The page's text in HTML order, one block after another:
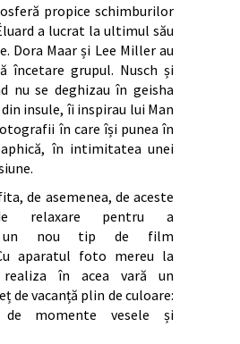
propice schimburilor
a lucrat la ultimul său
Dora Maar și Lee Miller au
încetare grupul. Nusch și
nu se deghizau în geisha
insule, îi inspirau lui Man
în care își punea în
în intimitatea unei
de asemenea, de aceste
relaxare pentru a
un nou tip de film
aparatul foto mereu la
în acea vară un
de vacanță plin de culoare:
de momente vesele și